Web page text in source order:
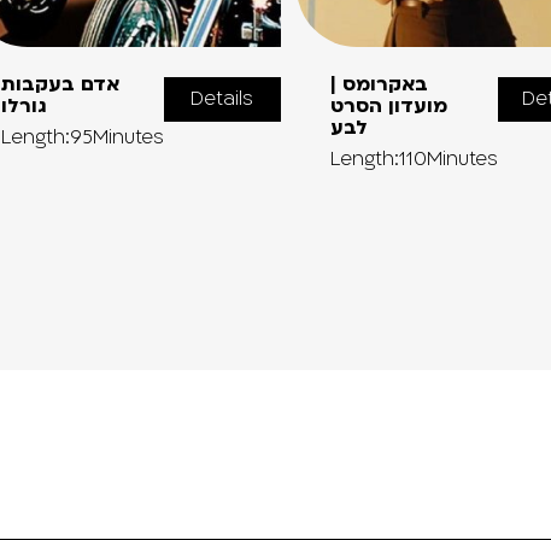
אדם בעקבות
גורלו
Length:95Minutes
Details
באקרומס |
מועדון הסרט
לבע
Length:110Minutes